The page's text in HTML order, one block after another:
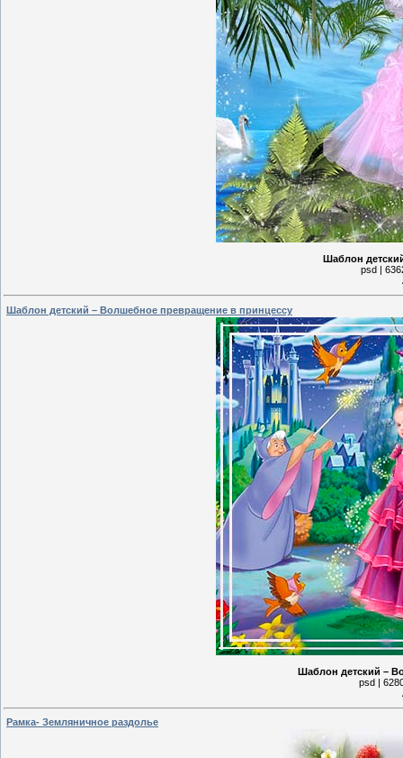
Шаблон
psd |
Шаблон детский – Волшебное превращение в принцессу
Шаблон детский –
psd |
Рамка- Земляничное раздолье